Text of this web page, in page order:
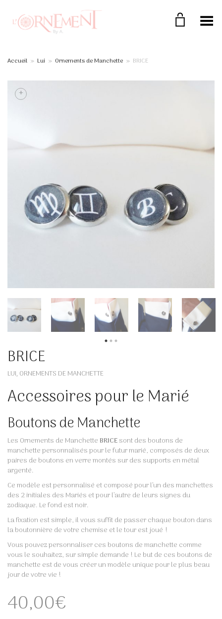
Toggle Menu
Accueil » Lui » Ornements de Manchette » BRICE
+
BRICE
LUI ORNEMENTS DE MANCHETTE
Accessoires pour le Marié
Boutons de Manchette
Les Ornements de Manchette BRICEsont des boutons de
manchette personnalisés pour le futur marié, composés de deux
paires de boutons en verre montés sur des supports en métal
argenté.
Ce modèle est personnalisé et composé pour l’un des manchettes
des 2 initiales des Mariés et pour l’autre de leurs signes du
zodiaque. Le fond est noir.
La fixation est simple, il vous suffit de passer chaque bouton dans
la boutonnière de votre chemise et le tour est joué !
Vous pouvez personnaliser ces boutons de manchette comme
vous le souhaitez, sur simple demande ! Le but de ces boutons de
manchette est de vous créer un modèle unique pour le plus beau
jour de votre vie !
40,00€